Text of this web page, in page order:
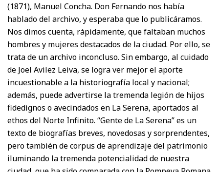
(1871), Manuel Concha. Don Fernando nos había
hablado del archivo, y esperaba que lo publicáramos.
Nos dimos cuenta, rápidamente, que faltaban muchos
hombres y mujeres destacados de la ciudad. Por ello, se
trata de un archivo inconcluso. Sin embargo, al cuidado
de Joel Avilez Leiva, se logra ver mejor el aporte
incuestionable a la historiografía local y nacional;
además, puede advertirse la tremenda legión de hijos
fidedignos o avecindados en La Serena, aportados al
ethos del Norte Infinito. “Gente de La Serena” es un
texto de biografías breves, novedosas y sorprendentes,
pero también de corpus de aprendizaje del patrimonio
iluminando la tremenda potencialidad de nuestra